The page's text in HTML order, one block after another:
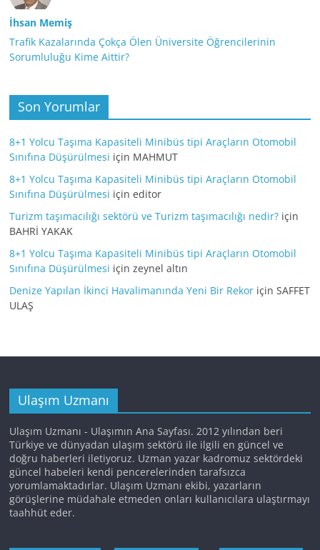
İhsan Memiş
Trafik Kazalarında Çokça Ölen Üniversite Öğrencilerinin
Sorumluluğu Kime Aittir?
Son Yorumlar
8+1 Yolcu Taşıma Kapasiteli Minibüs tipi Araçların Otomobil
Sınıfına Düşürülmesi için MAHMUT
8+1 Yolcu Taşıma Kapasiteli Minibüs tipi Araçların Otomobil
Sınıfına Düşürülmesi içineditor
Turizm taşımacılığı sektörü ve Turizm taşımacılığı nedir? için
BAHRİ YAKAK
8+1 Yolcu Taşıma Kapasiteli Minibüs tipi Araçların Otomobil
Sınıfına Düşürülmesi içinzeynel altın
Denize Yapılan İkinci Havalimanında Yeni Bir Rekor içinSAFFET
ULAŞ
Ulaşım Uzmanı
Ulaşım Uzmanı - Ulaşımın Ana Sayfası. 2012 yılından beri
Türkiye ve dünyadan ulaşım sektörü ile ilgili en güncel ve
doğru haberleri iletiyoruz. Uzman yazar kadromuz sektördeki
güncel habeleri kendi pencerelerinden tarafsızca
yorumlamaktadırlar. Ulaşım Uzmanı ekibi, yazarların
görüşlerine müdahale etmeden onları kullanıcılara ulaştırmayı
taahhüt eder.